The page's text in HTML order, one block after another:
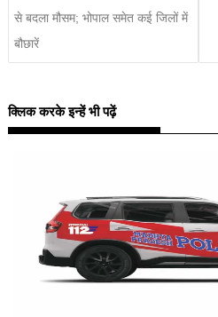
से बदला मौसम; भोपाल समेत कई जिलों में
बौछारें
क्लिक करके इन्हें भी पढ़ें